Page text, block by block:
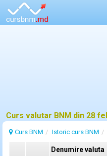
Curs valutar BNM din 28
Curs BNM Istoric curs BNM
Denumire valuta